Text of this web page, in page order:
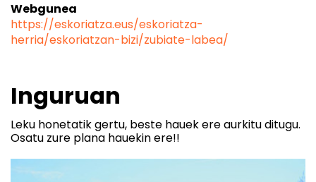
Webgunea
https://eskoriatza.eus/eskoriatza-
herria/eskoriatzan-bizi/zubiate-labea/
Inguruan
Leku honetatik gertu, beste hauek ere aurkitu ditugu.
Osatu zure plana hauekin ere!!